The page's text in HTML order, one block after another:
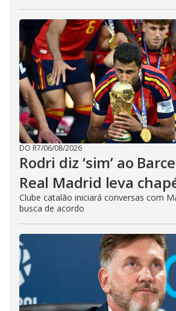
DO R7/06/08/2026
Rodri diz ‘sim’ ao
Real Madrid leva
Clube catalão iniciará conversas com
busca de acordo